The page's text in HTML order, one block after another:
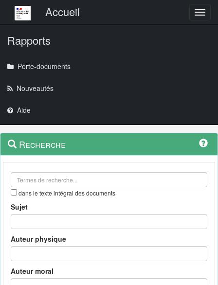
Menu principalAccueil
Rapports
Porte-documents
Nouveautés
Aide
Navigation
outils
Menu
contextuel
Recherche
dans le texte intégral des documents
Sujet
Auteur physique
Auteur moral